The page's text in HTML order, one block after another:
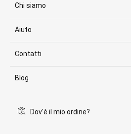
Chi siamo
Aiuto
Contatti
Blog
Dov'è il mio ordine?